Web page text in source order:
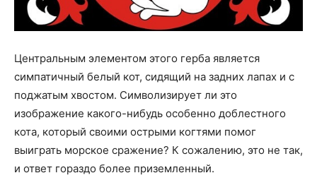
Центральным элементом этого герба является
симпатичный белый кот, сидящий на задних лапах и с
поджатым хвостом. Символизирует ли это
изображение какого-нибудь особенно доблестного
кота, который своими острыми когтями помог
выиграть морское сражение? К сожалению, это не так,
и ответ гораздо более приземленный.